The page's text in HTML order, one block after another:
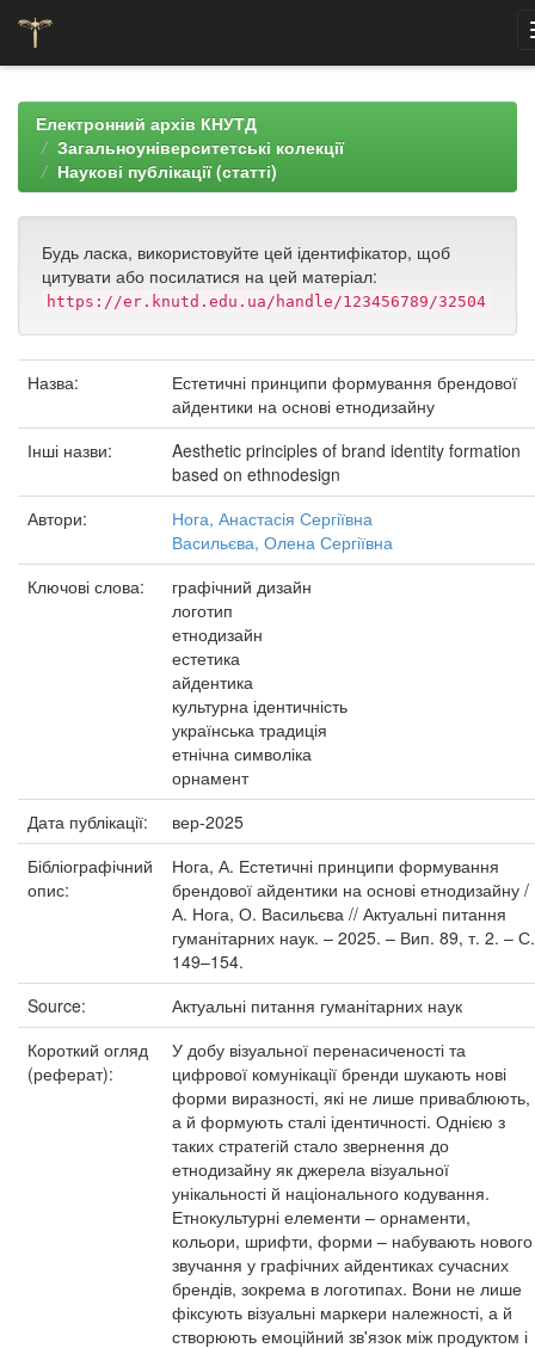
navigationЕлектронний архів КНУТД
Загальноуніверситетські колекції
Наукові публікації (статті)
Будь ласка, використовуйте цей ідентифікатор, щоб
цитувати або посилатися на цей матеріал:
https://er.knutd.edu.ua/handle/123456789/32504
Назва:
Естетичні принципи формування брендової
айдентики на основі етнодизайну
Інші назви:
Aesthetic principles of brand identity formation
based on ethnodesign
Автори:
Нога, Анастасія Сергіївна
Васильєва, Олена Сергіївна
Ключові слова:
графічний дизайн
логотип
етнодизайн
естетика
айдентика
культурна ідентичність
українська традиція
етнічна символіка
орнамент
Дата публікації:
вер-2025
Бібліографічний
опис:
Нога, А. Естетичні принципи формування
брендової айдентики на основі етнодизайну /
А. Нога, О. Васильєва // Актуальні питання
гуманітарних наук. – 2025. – Вип. 89, т. 2. – С.
149–154.
Source:
Актуальні питання гуманітарних наук
Короткий огляд
(реферат):
У добу візуальної перенасиченості та
цифрової комунікації бренди шукають нові
форми виразності, які не лише приваблюють,
а й формують сталі ідентичності. Однією з
таких стратегій стало звернення до
етнодизайну як джерела візуальної
унікальності й національного кодування.
Етнокультурні елементи – орнаменти,
кольори, шрифти, форми – набувають нового
звучання у графічних айдентиках сучасних
брендів, зокрема в логотипах. Вони не лише
фіксують візуальні маркери належності, а й
створюють емоційний зв'язок між продуктом і